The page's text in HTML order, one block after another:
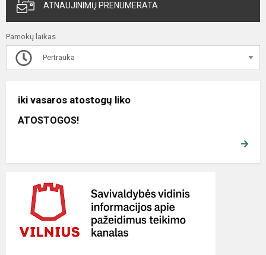
ATNAUJINIMŲ PRENUMERATA
Pamokų laikas
Pertrauka
iki vasaros atostogų liko
ATOSTOGOS!